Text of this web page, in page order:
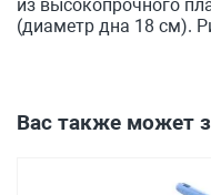
из высокопрочного
(диаметр дна 18 см).
Вас также может